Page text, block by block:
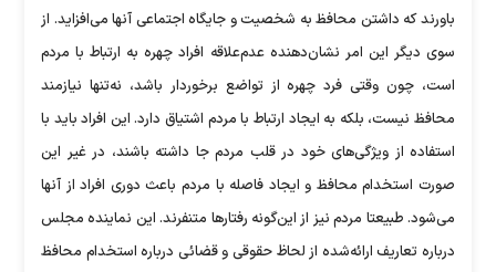
باورند که داشتن محافظ به شخصیت و جایگاه اجتماعی آنها می‌افزاید. از
سوی دیگر این امر نشان‌دهنده عدم‌علاقه افراد چهره به ارتباط با مردم
است، چون وقتی فرد چهره از تواضع برخوردار باشد، نه‌تنها نیازمند
محافظ نیست، بلکه به ایجاد ارتباط با مردم اشتیاق دارد. این افراد باید با
استفاده از ویژگی‌های خود در قلب مردم جا داشته باشند، در غیر این
صورت استخدام محافظ و ایجاد فاصله با مردم باعث دوری افراد از آنها
می‌شود. طبیعتا مردم نیز از این‌گونه رفتارها متنفرند. این نماینده مجلس
درباره تعاریف ارائه‌شده از لحاظ حقوقی و قضائی درباره استخدام محافظ